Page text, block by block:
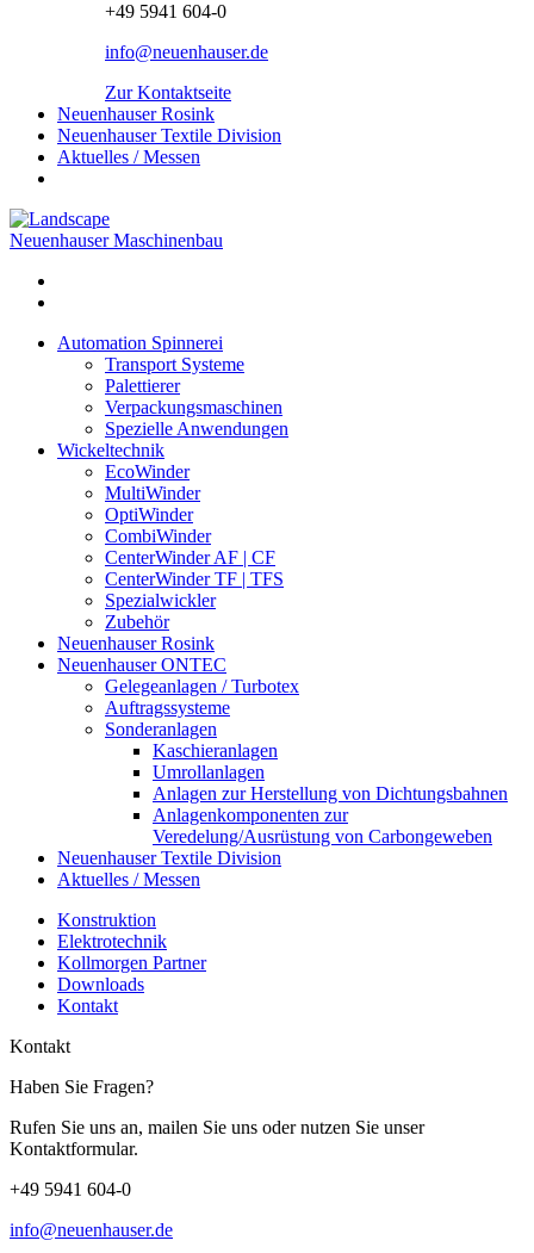
+49 5941 604-0
info@neuenhauser.de
Zur Kontaktseite
Neuenhauser Rosink
Neuenhauser Textile Division
Aktuelles / Messen
Neuenhauser Maschinenbau
Automation Spinnerei
Transport Systeme
Palettierer
Verpackungsmaschinen
Spezielle Anwendungen
Wickeltechnik
EcoWinder
MultiWinder
OptiWinder
CombiWinder
CenterWinder AF | CF
CenterWinder TF | TFS
Spezialwickler
Zubehör
Neuenhauser Rosink
Neuenhauser ONTEC
Gelegeanlagen / Turbotex
Auftragssysteme
Sonderanlagen
Kaschieranlagen
Umrollanlagen
Anlagen zur Herstellung von Dichtungsbahnen
Anlagenkomponenten zur
Veredelung/Ausrüstung von Carbongeweben
Neuenhauser Textile Division
Aktuelles / Messen
Konstruktion
Elektrotechnik
Kollmorgen Partner
Downloads
Kontakt
Kontakt
Haben Sie Fragen?
Rufen Sie uns an, mailen Sie uns oder nutzen Sie unser
Kontaktformular.
+49 5941 604-0
info@neuenhauser.de